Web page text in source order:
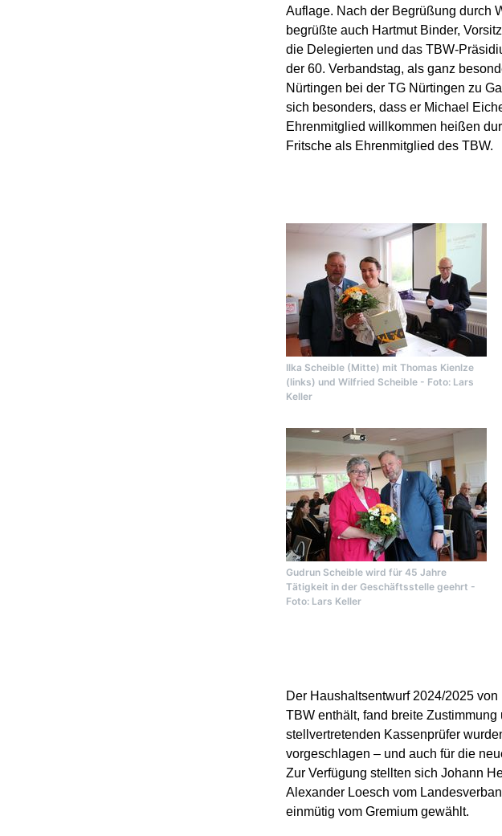
Auflage. Nach der Begrüßung durch
begrüßte auch Hartmut Binder,
die Delegierten und das TBW-
der 60. Verbandstag, als ganz
Nürtingen bei der TG Nürtingen zu
sich besonders, dass er Michael
Ehrenmitglied willkommen heißen
Fritsche als Ehrenmitglied des TBW.
Ilka Scheible (Mitte) mit Thomas Kienlze
(links) und Wilfried Scheible - Foto: Lars
Keller
Gudrun Scheible wird für 45 Jahre
Tätigkeit in der Geschäftsstelle geehrt -
Foto: Lars Keller
Der Haushaltsentwurf 2024/2025
TBW enthält, fand breite
stellvertretenden Kassenprüfer
vorgeschlagen – und auch für die
Zur Verfügung stellten sich Johann
Alexander Loesch vom
einmütig vom Gremium gewählt.